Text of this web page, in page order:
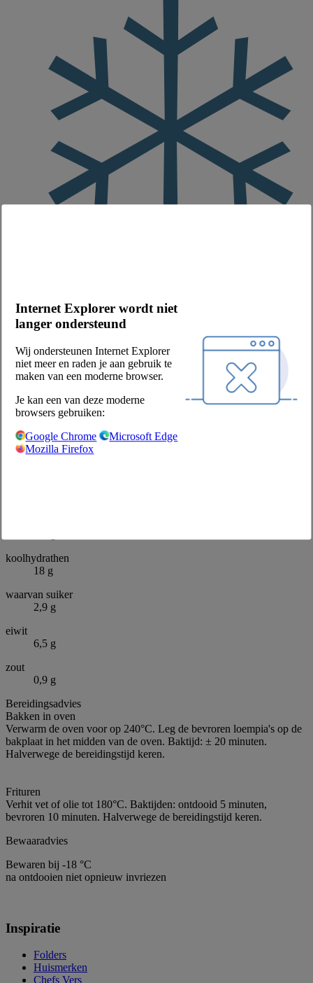
Internet Explorer wordt niet
langer ondersteund
Wij ondersteunen Internet Explorer
niet meer en raden je aan gebruik te
maken van een moderne browser.
Je kan een van deze moderne
browsers gebruiken:
Google Chrome
Microsoft Edge
Mozilla Firefox
Ad van Geloven
Productbeschrijving
De Ad van Geloven Loempia Kip is gevuld met diverse verse
groenten, heerlijke malse stukjes kip en is licht pikant van smaak.
De vulling wordt omhuld door een knapperig korstje. Een stevige
loempia, lekker als snack of als aanvulling op de maaltijd.
energie - kj
energie - kcal
koolhydrathen
18 g
waarvan suiker
2,9 g
eiwit
6,5 g
zout
0,9 g
Bereidingsadvies
Bakken in oven
Verwarm de oven voor op 240°C. Leg de bevroren loempia's op de
bakplaat in het midden van de oven. Baktijd: ± 20 minuten.
Halverwege de bereidingstijd keren.
Frituren
Verhit vet of olie tot 180°C. Baktijden: ontdooid 5 minuten,
bevroren 10 minuten. Halverwege de bereidingstijd keren.
Bewaaradvies
Bewaren bij -18 °C
na ontdooien niet opnieuw invriezen
Inspiratie
Folders
Huismerken
Chefs Vers